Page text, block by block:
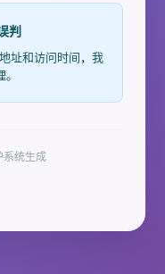
判
址和访问时间，我
系统生成